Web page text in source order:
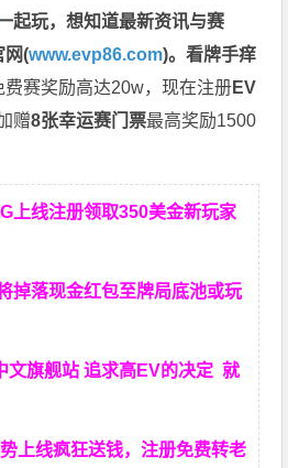
起玩，想知道最新资讯与赛
网(www.evp86.com)。看牌手痒
费赛奖励高达20w，现在注册EV
赠8张幸运赛门票最高奖励1500
上线注册领取350美金新玩家
掉落现金红包至牌局底池或玩
文旗舰站 追求高EV的决定就
上线疯狂送钱，注册免费转老